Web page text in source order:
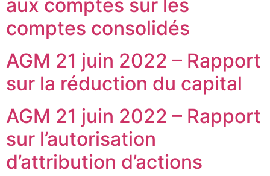
aux comptes sur les
comptes consolidés
AGM 21 juin 2022 – Rapport
sur la réduction du capital
AGM 21 juin 2022 – Rapport
sur l’autorisation
d’attribution d’actions